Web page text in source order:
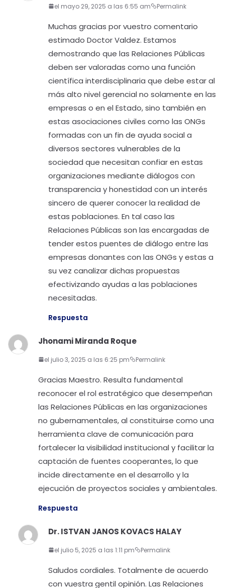
el mayo 29, 2025 a las 6:55 am Permalink
Muchas gracias por vuestro comentario
estimado Doctor Valdez. Estamos
demostrando que las Relaciones Públicas
deben ser valoradas como una función
científica interdisciplinaria que debe estar al
más alto nivel gerencial no solamente en las
empresas o en el Estado, sino también en
estas asociaciones civiles como las ONGs
formadas con un fin de ayuda social a
diversos sectores vulnerables de la
sociedad que necesitan confiar en estas
organizaciones mediante diálogos con
transparencia y honestidad con un interés
sincero de querer conocer la realidad de
estas poblaciones. En tal caso las
Relaciones Públicas son las encargadas de
tender estos puentes de diálogo entre las
empresas donantes con las ONGs y estas a
su vez canalizar dichas propuestas
efectivizando ayudas a las poblaciones
necesitadas.
Respuesta
Jhonami Miranda Roque
el julio 3, 2025 a las 6:25 pm Permalink
Gracias Maestro. Resulta fundamental
reconocer el rol estratégico que desempeñan
las Relaciones Públicas en las organizaciones
no gubernamentales, al constituirse como una
herramienta clave de comunicación para
fortalecer la visibilidad institucional y facilitar la
captación de fuentes cooperantes, lo que
incide directamente en el desarrollo y la
ejecución de proyectos sociales y ambientales.
Respuesta
Dr. ISTVAN JANOS KOVACS HALAY
el julio 5, 2025 a las 1:11 pm Permalink
Saludos cordiales. Totalmente de acuerdo
con vuestra gentil opinión. Las Relaciones